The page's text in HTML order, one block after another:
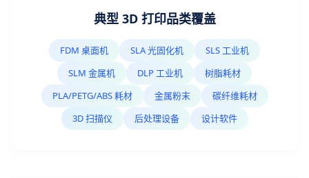
典型 3D 打印品类覆盖
FDM 桌面机 SLA 光固化机
SLS 工业机
SLM 金属机
DLP 工业机
树脂耗材
PLA/PETG/ABS 耗材
金属粉末
碳纤维耗材
3D 扫描仪
后处理设备 设计软件